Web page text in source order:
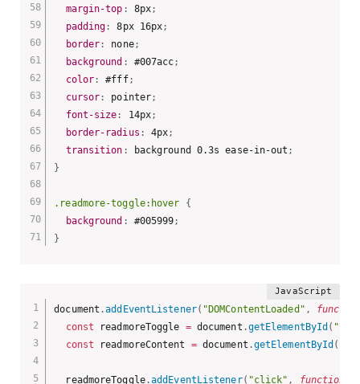
margin-top : 8px ;
padding : 8px 16px ;
border : none;
background : #007acc ;
color : #fff;
cursor : pointer ;
font-size : 14px ;
border-radius : 4px ;
transition : background 0.3s ease-in-out ;
}
.readmore-toggle:hover {
background : #005999 ;
}
document .addEventListener( "DOMContentLoaded" ,
const readmoreToggle = document .getElementById(
const readmoreContent = document .getElementById(
  readmoreToggle
.addEventListener( "click" , function